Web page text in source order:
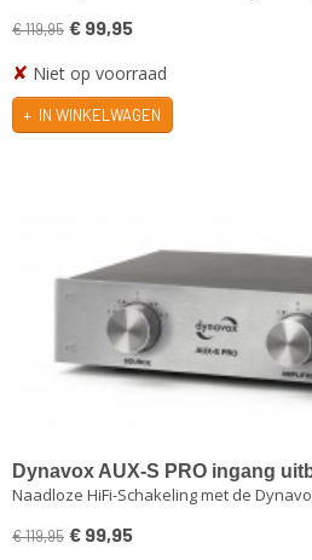
€ 119,95 € 99,95
✘ Niet op voorraad
IN WINKELWAGEN
Dynavox AUX-S PRO ingang
ingangen zilver
Naadloze HiFi-Schakeling met de
€ 119,95 € 99,95